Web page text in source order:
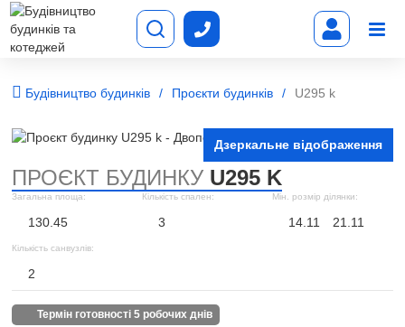
Будівництво будинків Проєкти будинків U295 k
Дзеркальне відображення
ПРОЄКТ БУДИНКУ U295 K
Загальна площа:
130.45
Кількість спален:
3
Мін. розмір ділянки:
14.11 21.11
Кількість санвузлів:
2
термін готовності 5 робочих днів